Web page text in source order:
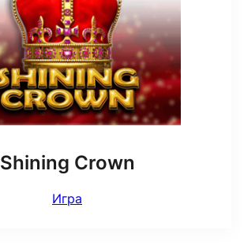
Shining Crown
Игра